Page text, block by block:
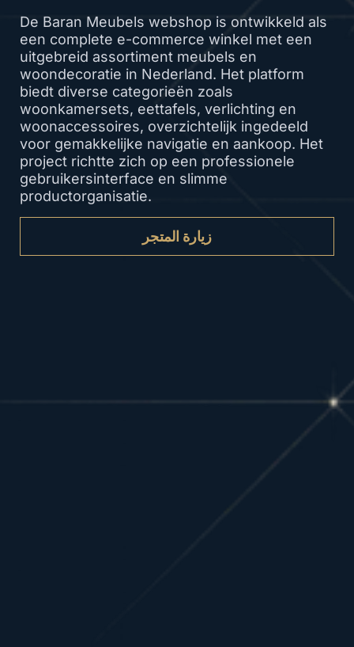
De Baran Meubels webshop is ontwikkeld als
een complete e-commerce winkel met een
uitgebreid assortiment meubels en
woondecoratie in Nederland. Het platform
biedt diverse categorieën zoals
woonkamersets, eettafels, verlichting en
woonaccessoires, overzichtelijk ingedeeld
voor gemakkelijke navigatie en aankoop. Het
project richtte zich op een professionele
gebruikersinterface en slimme
productorganisatie.
زيارة المتجر